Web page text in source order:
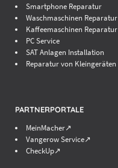
Smartphone Reparatur
Waschmaschinen Reparatur
Kaffeemaschinen Reparatur
PC Service
SAT Anlagen Installation
Reparatur von Kleingeräten
PARTNERPORTALE
MeinMacher↗
Vangerow Service↗
CheckUp↗